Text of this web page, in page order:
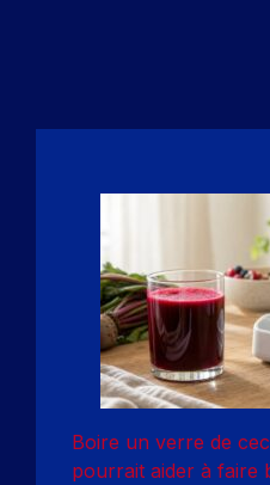
Boire un verre de
pourrait aider à faire